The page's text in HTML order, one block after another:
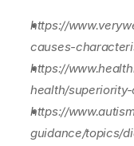
https://
causes-
https://
health/
https://
guidance/topics/